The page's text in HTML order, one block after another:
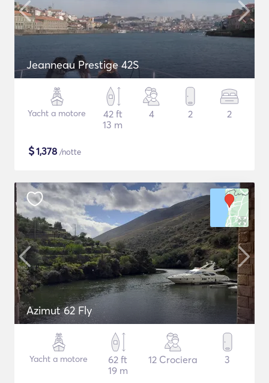
Jeanneau Prestige 42S
Yacht a motore
42 ft
13 m
4 2 2
$1,378 /notte
Azimut 62 Fly
Yacht a motore
62 ft
19 m
12 Crociera 3